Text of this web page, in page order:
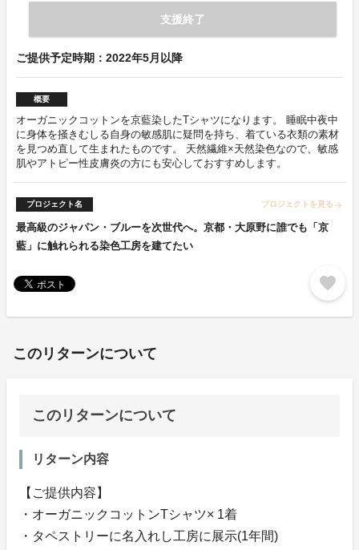
支援終了
ご提供予定時期：2022年5月以降
概要
オーガニックコットンを京藍染したTシャツになります。 睡眠中夜中
に身体を掻きむしる自身の敏感肌に疑問を持ち、着ている衣類の素材
を見つめ直して生まれたものです。 天然繊維×天然染色なので、敏感
肌やアトピー性皮膚炎の方にも安心しておすすめします。
プロジェクト名 プロジェクトを見る arrow_forward
最高級のジャパン・ブルーを次世代へ。京都・大原野に誰でも「京
藍」に触れられる染色工房を建てたい
favorite
このリターンについて
このリターンについて
リターン内容
【ご提供内容】
・オーガニックコットンTシャツ× 1着
・タペストリーに名入れし工房に展示(1年間)